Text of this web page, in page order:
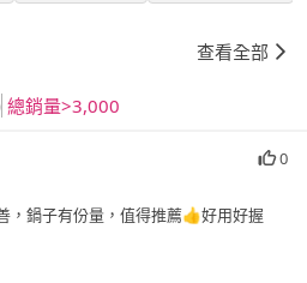
查看全部
總銷量>3,000
0
，鍋子有份量，值得推薦👍好用好握